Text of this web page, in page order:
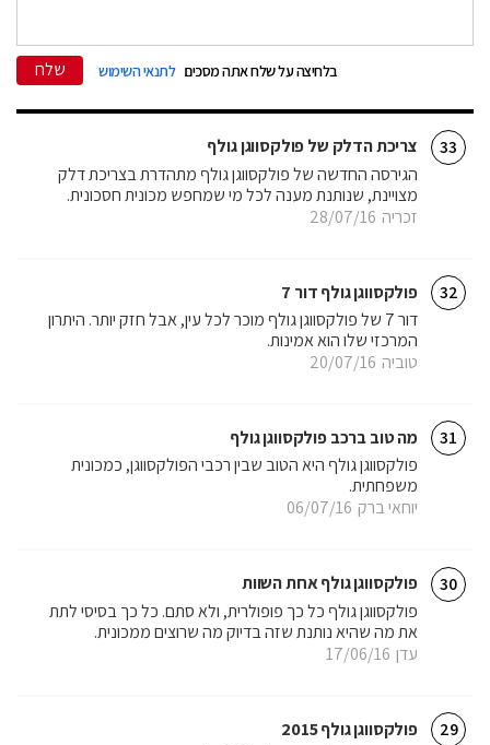
בלחיצה על שלח אתה מסכים לתנאי השימוש שלח
33 צריכת הדלק של פולקסווגן גולף
זכריה 28/07/16
הגירסה החדשה של פולקסווגן גולף מתהדרת בצריכת דלק
מצויינת, שנותנת מענה לכל מי שמחפש מכונית חסכונית.
32 פולקסווגן גולף דור 7
טוביה 20/07/16
דור 7 של פולקסווגן גולף מוכר לכל עין, אבל חזק יותר. היתרון
המרכזי שלו הוא אמינות.
31 מה טוב ברכב פולקסווגן גולף
יוחאי ברק 06/07/16
פולקסווגן גולף היא הטוב שבין רכבי הפולקסווגן, כמכונית
משפחתית.
30 פולקסווגן גולף אחת השוות
עדן 17/06/16
פולקסווגן גולף כל כך פופולרית, ולא סתם. כל כך בסיסי לתת
את מה שהיא נותנת שזה בדיוק מה שרוצים ממכונית.
29 פולקסווגן גולף 2015